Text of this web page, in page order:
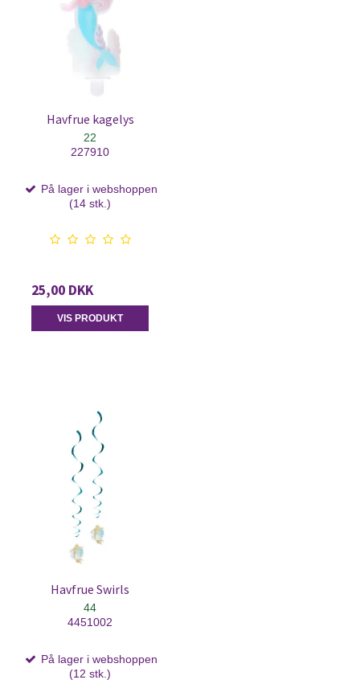
Havfrue kagelys
22
227910
På lager i webshoppen
(14 stk.)
25,00 DKK
VIS PRODUKT
Havfrue Swirls
44
4451002
På lager i webshoppen
(12 stk.)